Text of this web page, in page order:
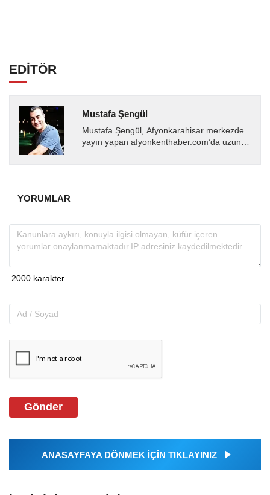
EDİTÖR
Mustafa Şengül
Mustafa Şengül, Afyonkarahisar merkezde
yayın yapan afyonkenthaber.com’da uzun
almakta, haber akışı...
YORUMLAR
Gönder
ANASAYFAYA DÖNMEK İÇİN TIKLAYINIZ